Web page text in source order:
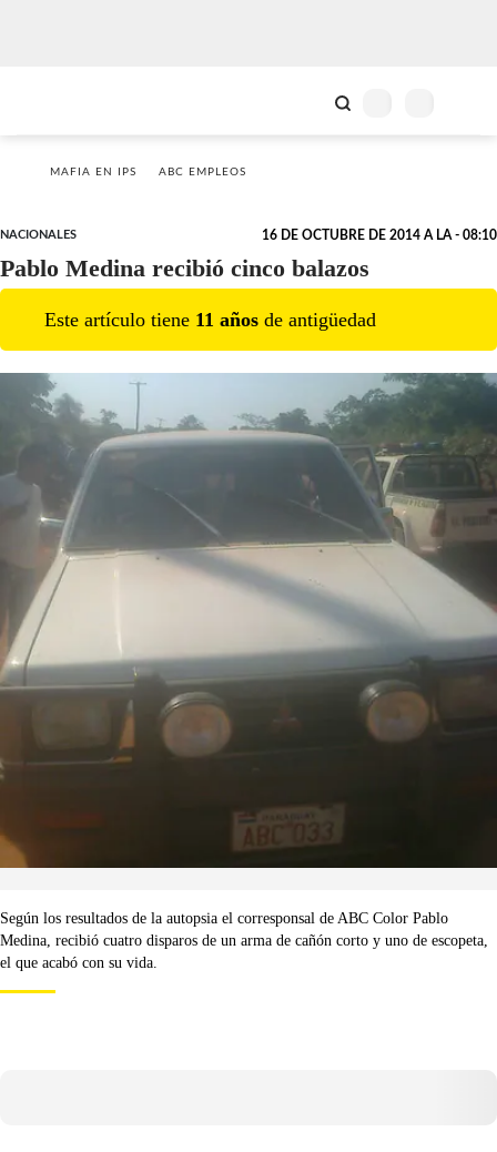
MAFIA EN IPS ABC EMPLEOS
NACIONALES 16 DE OCTUBRE DE 2014 A LA - 08:10
Pablo Medina recibió cinco balazos
Este artículo tiene 11 años de antigüedad
Según los resultados de la autopsia el corresponsal de ABC Color Pablo
Medina, recibió cuatro disparos de un arma de cañón corto y uno de escopeta,
el que acabó con su vida.